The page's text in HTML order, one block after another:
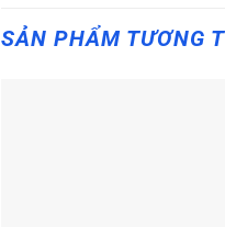
SẢN PHẨM TƯƠNG